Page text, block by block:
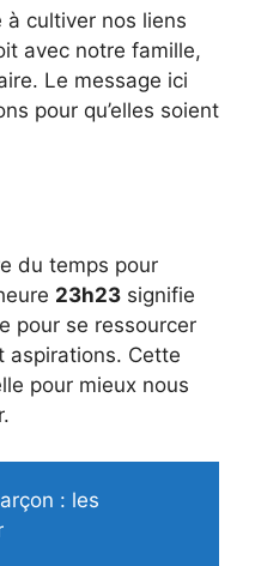
à cultiver nos liens
avec notre famille,
Le message ici
pour qu’elles soient
du temps pour
23h23 signifie
pour se ressourcer
aspirations. Cette
pour mieux nous
: les